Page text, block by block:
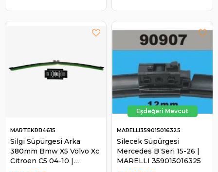
Silgi Süpürgesi Arka
380mm Bmw X5 Volvo Xc
Citroen C5 04-10 |
MARTEKRB4615
Silecek Süpürgesi
Mercedes B Seri 15-26 |
MARELLI 359015016325
MARELLI359015016325